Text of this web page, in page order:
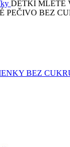
DETKI MLETÉ
PEČIVO BEZ
BEZ